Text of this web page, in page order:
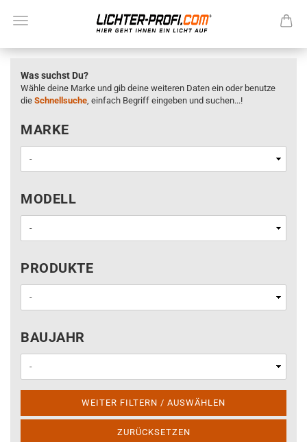
Was suchst Du?
Wähle deine Marke und gib deine weiteren Daten ein oder benutze
die Schnellsuche, einfach Begriff eingeben und suchen...!
MARKE
MARKE
MODELL
MODELL
PRODUKTE
PRODUKTE
BAUJAHR
BAUJAHR
WEITER FILTERN / AUSWÄHLEN
ZURÜCKSETZEN